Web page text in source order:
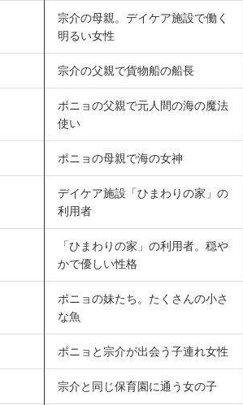
宗介の母親。デイケア施設で働く
明るい女性
宗介の父親で貨物船の船長
ポニョの父親で元人間の海の魔法
使い
ポニョの母親で海の女神
デイケア施設「ひまわりの家」の
利用者
「ひまわりの家」の利用者。穏や
かで優しい性格
ポニョの妹たち。たくさんの小さ
な魚
ポニョと宗介が出会う子連れ女性
宗介と同じ保育園に通う女の子